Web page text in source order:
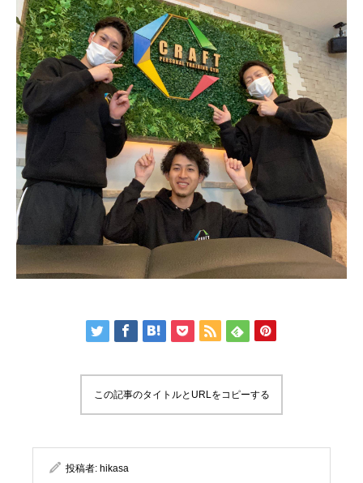
この記事のタイトルとURLをコピーする
投稿者: hikasa